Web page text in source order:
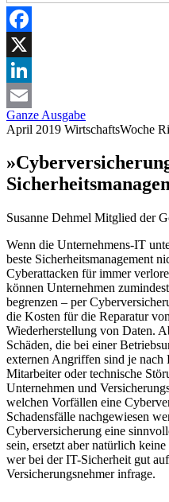
Facebook
X
LinkedIn
Email
Ganze Ausgabe
April 2019 WirtschaftsWoche
Susanne Dehmel Mitglied der
Wenn die Unternehmens-IT
beste Sicherheitsmanagement
Cyberattacken für immer
können Unternehmen
begrenzen – per
die Kosten für die Reparatur
Wiederherstellung von Daten.
Schäden, die bei einer
externen Angriffen sind je nach
Mitarbeiter oder technische
Unternehmen und
welchen Vorfällen eine
Schadensfälle nachgewiesen
Cyberversicherung eine
sein, ersetzt aber natürlich
wer bei der IT-Sicherheit gut
Versicherungsnehmer infrage.